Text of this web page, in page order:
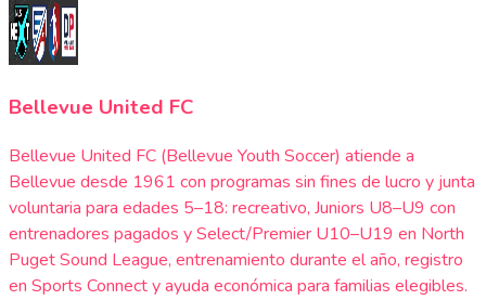
Bellevue United FC
Bellevue United FC (Bellevue Youth Soccer) atiende a
Bellevue desde 1961 con programas sin fines de lucro y junta
voluntaria para edades 5–18: recreativo, Juniors U8–U9 con
entrenadores pagados y Select/Premier U10–U19 en North
Puget Sound League, entrenamiento durante el año, registro
en Sports Connect y ayuda económica para familias elegibles.